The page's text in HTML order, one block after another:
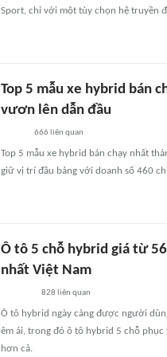
Sport, chỉ với một tùy chọn hệ truyền
Top 5 mẫu xe hybrid bán
vươn lên dẫn đầu
666 liên quan
Top 5 mẫu xe hybrid bán chạy nhất
giữ vị trí đầu bảng với doanh số 460
Ô tô 5 chỗ hybrid giá từ
nhất Việt Nam
828 liên quan
Ô tô hybrid ngày càng được người
êm ái, trong đó ô tô hybrid 5 chỗ
hơn cả.